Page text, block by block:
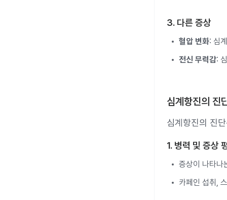
3. 다른 증상
혈압 변화: 심
전신 무력감:
심계항진의 진
심계항진의 진
1. 병력 및 증상
증상이 나타나
카페인 섭취,